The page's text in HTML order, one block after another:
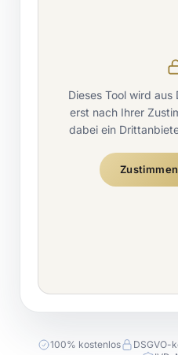
Dieses Tool wird
erst nach Ihrer
dabei ein
100% kostenlos DSGVO-